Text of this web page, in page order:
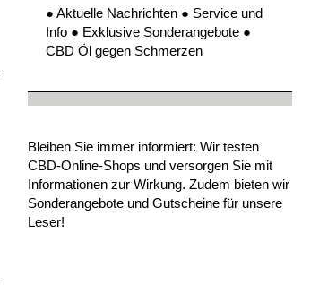
● Aktuelle Nachrichten ● Service und
Info ● Exklusive Sonderangebote ●
CBD Öl gegen Schmerzen
Bleiben Sie immer informiert: Wir testen
CBD-Online-Shops und versorgen Sie mit
Informationen zur Wirkung. Zudem bieten wir
Sonderangebote und Gutscheine für unsere
Leser!